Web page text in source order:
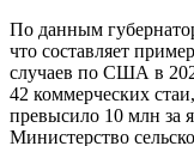
По данным
что составляет
случаев по США в
42 коммерческих
превысило 10 млн за
Министерство